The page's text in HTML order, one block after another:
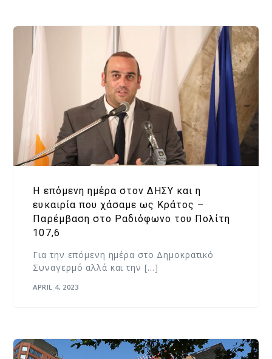
H επόμενη ημέρα στον ΔΗΣΥ και η
ευκαιρία που χάσαμε ως Κράτος –
Παρέμβαση στο Ραδιόφωνο του Πολίτη
107,6
Για την επόμενη ημέρα στο Δημοκρατικό
Συναγερμό αλλά και την […]
APRIL 4, 2023